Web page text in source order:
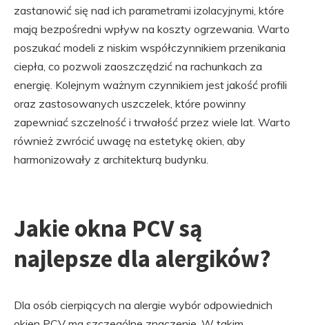
zastanowić się nad ich parametrami izolacyjnymi, które
mają bezpośredni wpływ na koszty ogrzewania. Warto
poszukać modeli z niskim współczynnikiem przenikania
ciepła, co pozwoli zaoszczędzić na rachunkach za
energię. Kolejnym ważnym czynnikiem jest jakość profili
oraz zastosowanych uszczelek, które powinny
zapewniać szczelność i trwałość przez wiele lat. Warto
również zwrócić uwagę na estetykę okien, aby
harmonizowały z architekturą budynku.
Jakie okna PCV są
najlepsze dla alergików?
Dla osób cierpiących na alergie wybór odpowiednich